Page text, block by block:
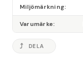
Miljömärkning
Varumärke
DELA